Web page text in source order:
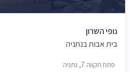
נופי השרון
בית אבות בנתניה
פתח תקווה 7, נתניה